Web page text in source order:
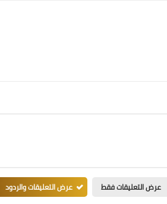
عرض التعليقات فقط عرض التعليقات والردود